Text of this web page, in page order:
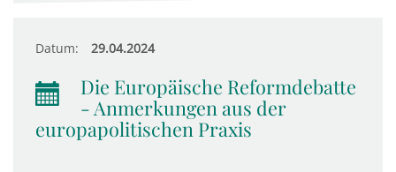
Datum: 29.04.2024
Die Europäische Reformdebatte
- Anmerkungen aus der
europapolitischen Praxis